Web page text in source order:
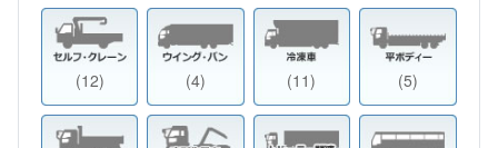
(12) (4) (11) (5)